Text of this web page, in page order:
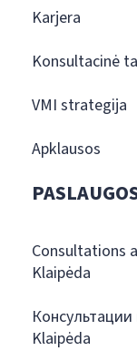
Karjera
Konsultacinė
VMI strategija
Apklausos
Consultations
Klaipėda
Klaipėda